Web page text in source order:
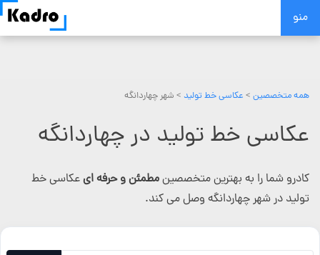
Skip
منو
همه متخصصین > عکاسی خط تولید > شهر چهاردانگه
عکاسی خط تولید در چهاردانگه
کادرو شما را به بهترین متخصصینمطمئن و حرفه ایعکاسی خط
تولید در شهر چهاردانگه وصل می کند.